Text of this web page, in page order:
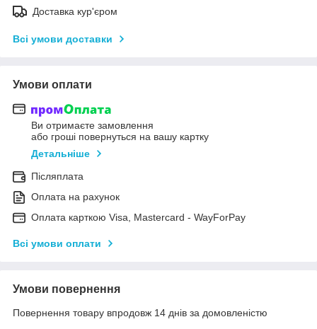
Доставка кур'єром
Всі умови доставки
Умови оплати
Ви отримаєте замовлення
або гроші повернуться на вашу картку
Детальніше
Післяплата
Оплата на рахунок
Оплата карткою Visa, Mastercard - WayForPay
Всі умови оплати
Умови повернення
Повернення товару впродовж 14 днів за домовленістю